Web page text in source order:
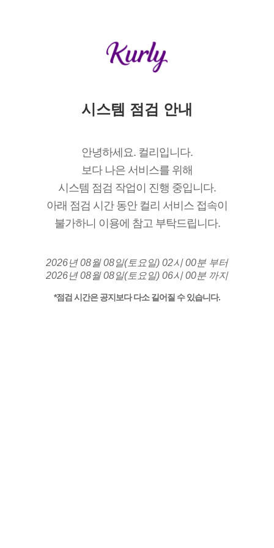
시스템 점검 안내
안녕하세요. 컬리입니다.
보다 나은 서비스를 위해
시스템 점검 작업이 진행 중입니다.
아래 점검 시간 동안 컬리 서비스 접속이
불가하니 이용에 참고 부탁드립니다.
2026년 08월 08일(토요일) 02시 00분 부터
2026년 08월 08일(토요일) 06시 00분 까지
*점검 시간은 공지보다 다소 길어질 수 있습니다.